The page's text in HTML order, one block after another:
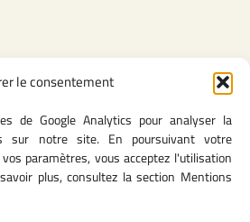
le consentement
de Google Analytics pour analyser la
sur notre site. En poursuivant votre
paramètres, vous acceptez l'utilisation
plus, consultez la section Mentions
Contenu légale
CGU
Mentions légales
Politique des cookies